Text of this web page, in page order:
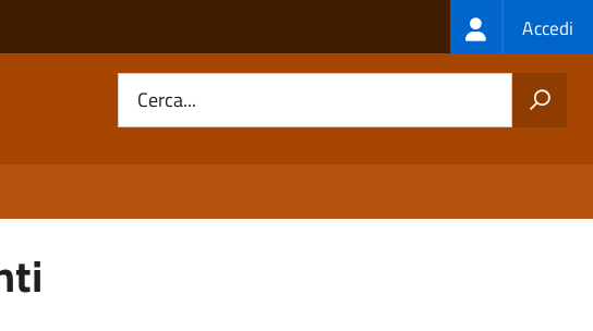
Login
menu
Accedi
Cerca...